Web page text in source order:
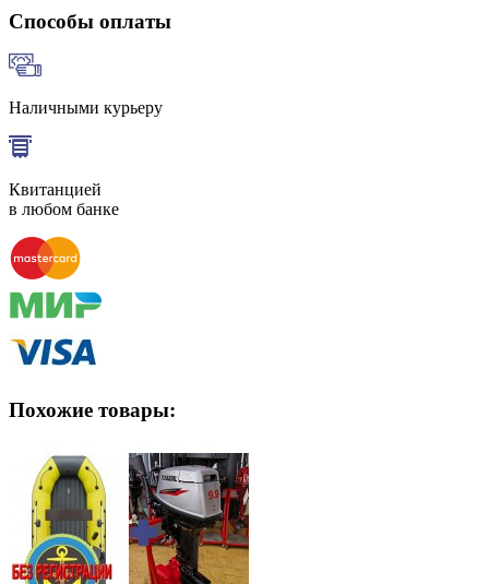
Способы оплаты
Наличными курьеру
Квитанцией
в любом банке
Похожие товары: